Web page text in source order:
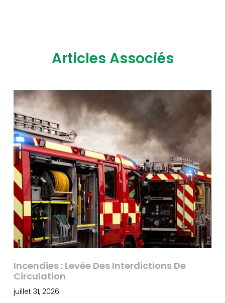
Articles Associés
Incendies : Levée Des Interdictions De
Circulation
juillet 31, 2026